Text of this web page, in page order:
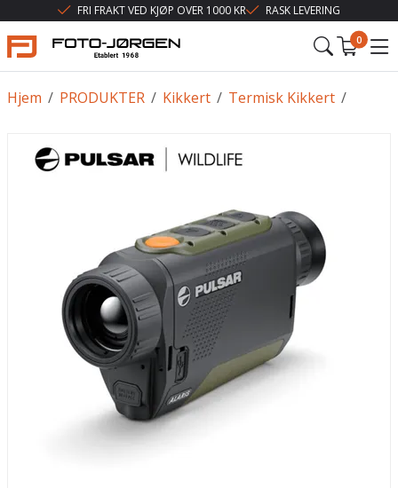
FRI FRAKT VED KJØP OVER 1000 KR RASK LEVERING
0
/
Hjem /
PRODUKTER /
Kikkert /
Termisk Kikkert